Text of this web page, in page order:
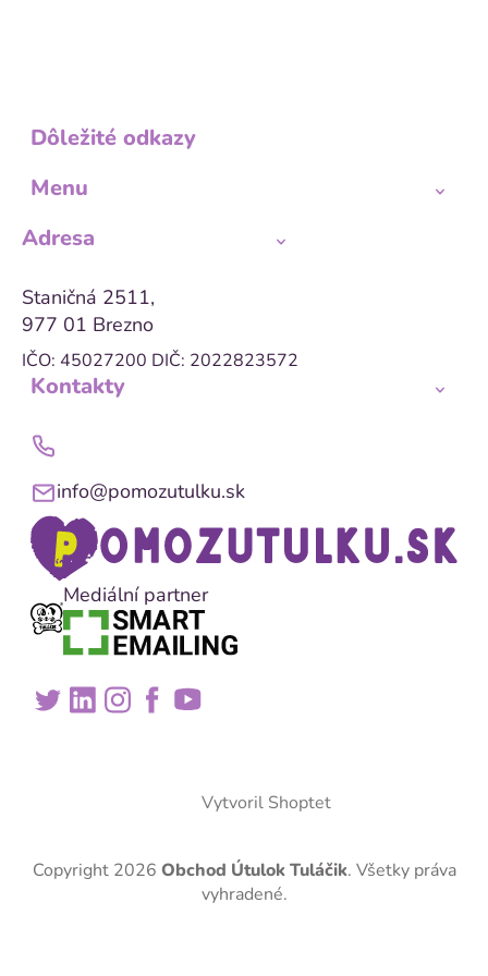
Dôležité odkazy
Menu
Adresa
Staničná 2511,
977 01 Brezno
IČO: 45027200 DIČ: 2022823572
Kontakty
info@pomozutulku.sk
Mediální partner
Vytvoril Shoptet
Copyright 2026 Obchod Útulok Tuláčik. Všetky práva
vyhradené.